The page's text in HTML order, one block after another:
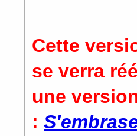
Cette
se verra
une
: